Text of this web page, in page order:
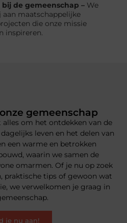
de gemeenschap – We
aan maatschappelijke
die onze missie
inspireren.
gemeenschap
om het ontdekken van de
leven en het delen van
een warme en betrokken
waarin we samen de
omarmen. Of je nu op zoek
praktische tips of gewoon wat
we verwelkomen je graag in
je nu aan!